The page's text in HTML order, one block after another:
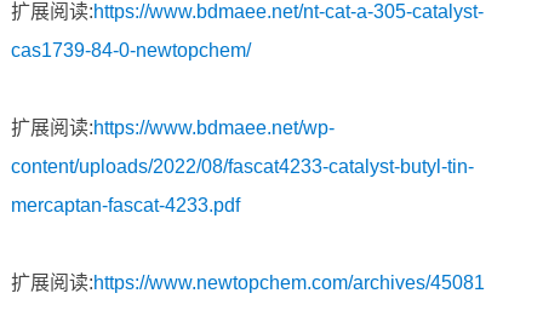
扩展阅读:https://www.bdmaee.net/nt-cat-a-305-catalyst-
cas1739-84-0-newtopchem/
扩展阅读:https://www.bdmaee.net/wp-
content/uploads/2022/08/fascat4233-catalyst-butyl-tin-
mercaptan-fascat-4233.pdf
扩展阅读:https://www.newtopchem.com/archives/45081